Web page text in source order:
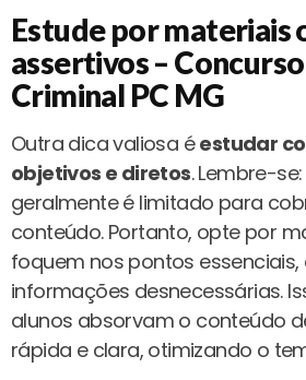
Estude por materiais
assertivos –
Criminal PC MG
Outra dica valiosa éestudar
objetivos e diretos. Lembre-
geralmente é limitado para
conteúdo. Portanto, opte por
foquem nos pontos
informações desnecessárias.
alunos absorvam o conteúdo
rápida e clara, otimizando o